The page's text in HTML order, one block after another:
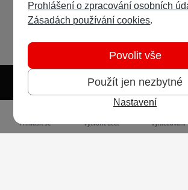
Světlý režim Předvolba systému
Přihlásit se Vytvořit účet Vyhledávání
Prohlášení o zpracování osobních
Zásadách používání cookies.
Použít jen nezbytné
Povolit vše
Nastavení